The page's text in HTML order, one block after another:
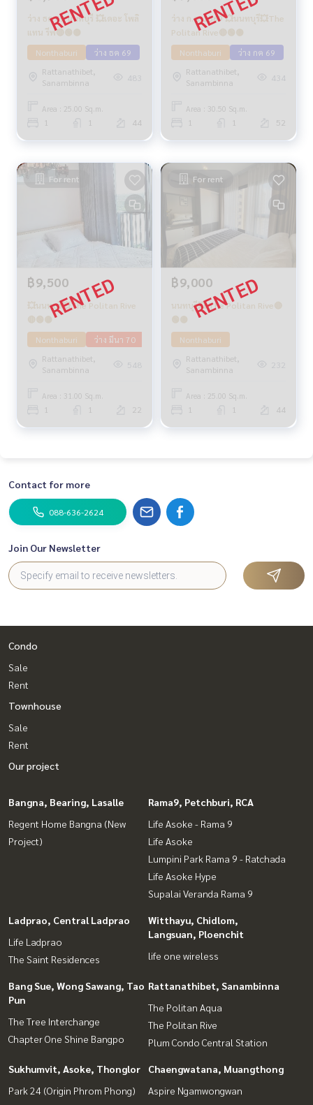
ว่าง ธค 69 นนทบุรี 💥เดอะ โพลิ
แทน รีฟ🔴🟢🟡
Nonthaburi
ว่าง ธค 69
Rattanathibet,
Sanambinna
483
Area : 25.00 Sq.m.
1 1 44
ว่าง ก.ค. 2569 💥นนทบุรึ💥The
Politan Rive🔴🟢🟡
Nonthaburi
ว่าง กค 69
Rattanathibet,
Sanambinna
434
Area : 30.50 Sq.m.
1 1 52
For rent
฿9,500
💥นนทบุรี💥The Politan Rive
🔴🟢🟡
Nonthaburi
ว่าง มีนา 70
Rattanathibet,
Sanambinna
548
Area : 31.00 Sq.m.
1 1 22
For rent
฿9,000
นนทบุรี💥 The Politan Rive🔴
🟢🟡
Nonthaburi
Rattanathibet,
Sanambinna
Area : 25.00 Sq.m.
1 1 44
Contact for more
088-636-2624
Join Our Newsletter
Condo
Sale
Rent
Townhouse
Sale
Rent
Our project
Bangna, Bearing, Lasalle
Regent Home Bangna (New
Project)
Rama9, Petchburi, RCA
Life Asoke - Rama 9
Life Asoke
Lumpini Park Rama 9 - Ratchada
Life Asoke Hype
Supalai Veranda Rama 9
Ladprao, Central Ladprao
Life Ladprao
The Saint Residences
Witthayu, Chidlom,
Langsuan, Ploenchit
life one wireless
Bang Sue, Wong Sawang, Tao
Pun
The Tree Interchange
Chapter One Shine Bangpo
Rattanathibet, Sanambinna
The Politan Aqua
The Politan Rive
Plum Condo Central Station
Sukhumvit, Asoke, Thonglor
Park 24 (Origin Phrom Phong)
Chaengwatana, Muangthong
Aspire Ngamwongwan